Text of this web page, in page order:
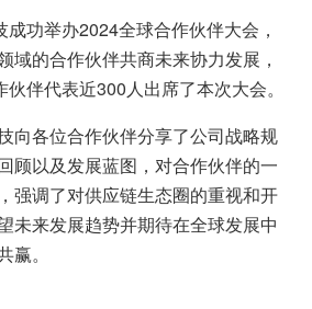
功举办2024全球合作伙伴大会，
域的合作伙伴共商未来协力发展，
伴代表近300人出席了本次大会。
向各位合作伙伴分享了公司战略规
顾以及发展蓝图，对合作伙伴的一
强调了对供应链生态圈的重视和开
未来发展趋势并期待在全球发展中
。